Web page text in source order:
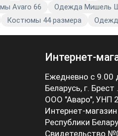
Avaro 66
Одежда Мишель
Костюмы 44 размера
Интернет-
Ежедневно с 9.00
Беларусь, г.
ООО "Аваро", УНП
Интернет-
Республики
Свидетельство